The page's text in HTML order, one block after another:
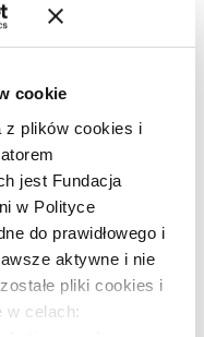
cookie
z plików cookies i
jest Fundacja
w Polityce
do prawidłowego i
aktywne i nie
pliki cookies i
w celach: